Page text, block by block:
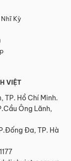
Kỳ
VIỆT
TP. Hồ Chí Minh.
Ông Lãnh,
Đa, TP. Hà